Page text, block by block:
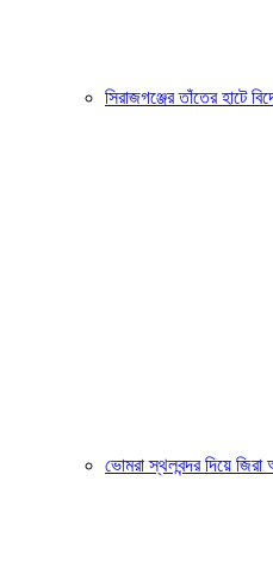
সিরাজগঞ্জের তাঁতের হাটে
ভোমরা স্থলবন্দর দিয়ে